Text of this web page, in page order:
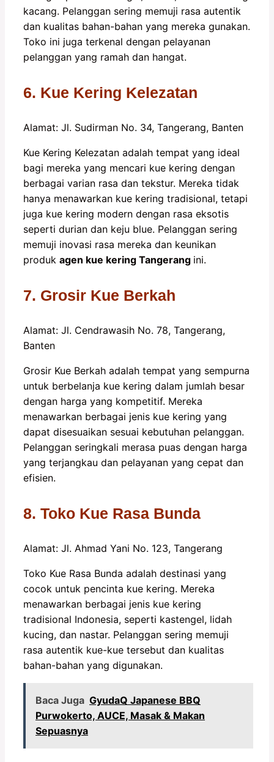
kacang. Pelanggan sering memuji rasa autentik
dan kualitas bahan-bahan yang mereka gunakan.
Toko ini juga terkenal dengan pelayanan
pelanggan yang ramah dan hangat.
6. Kue Kering Kelezatan
Alamat: Jl. Sudirman No. 34, Tangerang, Banten
Kue Kering Kelezatan adalah tempat yang ideal
bagi mereka yang mencari kue kering dengan
berbagai varian rasa dan tekstur. Mereka tidak
hanya menawarkan kue kering tradisional, tetapi
juga kue kering modern dengan rasa eksotis
seperti durian dan keju blue. Pelanggan sering
memuji inovasi rasa mereka dan keunikan
produk agen kue kering Tangerang ini.
7. Grosir Kue Berkah
Alamat: Jl. Cendrawasih No. 78, Tangerang,
Banten
Grosir Kue Berkah adalah tempat yang sempurna
untuk berbelanja kue kering dalam jumlah besar
dengan harga yang kompetitif. Mereka
menawarkan berbagai jenis kue kering yang
dapat disesuaikan sesuai kebutuhan pelanggan.
Pelanggan seringkali merasa puas dengan harga
yang terjangkau dan pelayanan yang cepat dan
efisien.
8. Toko Kue Rasa Bunda
Alamat: Jl. Ahmad Yani No. 123, Tangerang
Toko Kue Rasa Bunda adalah destinasi yang
cocok untuk pencinta kue kering. Mereka
menawarkan berbagai jenis kue kering
tradisional Indonesia, seperti kastengel, lidah
kucing, dan nastar. Pelanggan sering memuji
rasa autentik kue-kue tersebut dan kualitas
bahan-bahan yang digunakan.
Baca Juga GyudaQ Japanese BBQ
Purwokerto, AUCE, Masak & Makan
Sepuasnya